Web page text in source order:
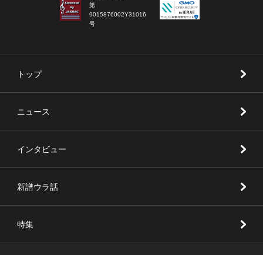
第
9015876002Y31016
号
トップ
ニュース
インタビュー
新譜ウラ話
特集